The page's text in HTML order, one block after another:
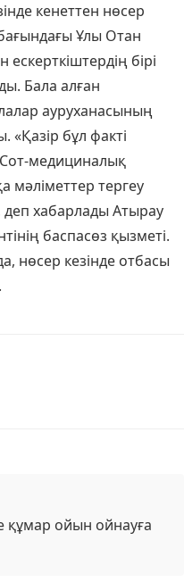
кенеттен нөсер
Ұлы Отан
бірі
Бала алған
ауруханасының
«Қазір бұл факті
медициналық
мәліметтер тергеу
деп хабарлады Атырау
баспасөз қызметі.
нөсер кезінде отбасы
құмар ойын ойнауға